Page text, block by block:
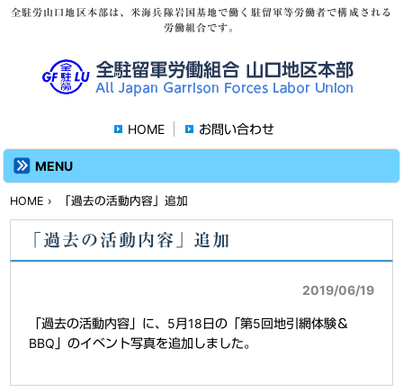
全駐労山口地区本部は、米海兵隊岩国基地で働く駐留軍等労働者で構成される
労働組合です。
HOME お問い合わせ
MENU
HOME › 「過去の活動内容」追加
「過去の活動内容」追加
2019/06/19
「過去の活動内容」に、5月18日の「第5回地引網体験＆
BBQ」のイベント写真を追加しました。